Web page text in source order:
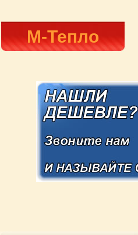
М-Тепло